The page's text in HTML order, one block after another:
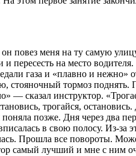
меня на ту самую
на место
газа и «плавно и нежно»
тормоз поднять.
— сказал инструктор.
трогайся,
позже. Дня через два
в свою полосу. Из-
Прошла все повороты.
самый лучший и мне с ним